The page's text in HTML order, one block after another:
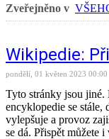
Zveřejněno v
Wikipedie:
pondělí, 01 květen 2023 00:00
Tyto stránky jsou jiné.
encyklopedie se stále,
vylepšuje a provoz
se dá. Přispět můžete